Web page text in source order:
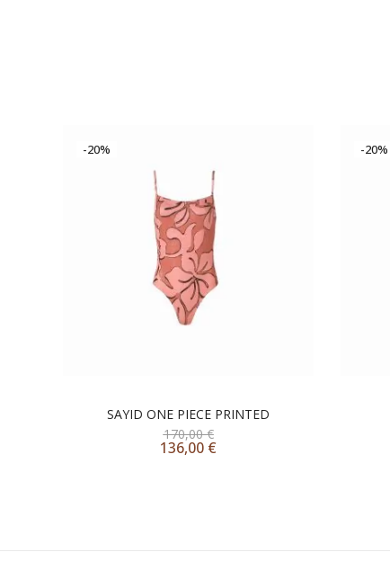
-20%
SAYID ONE PIECE PRINTED
170,00€
136,00 €
-20%